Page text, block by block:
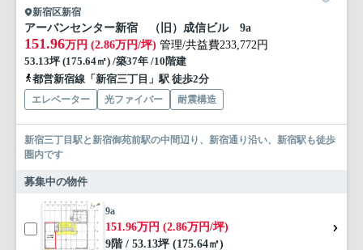
新宿区新宿
アーバンセンター新宿 （旧）成信ビル 9a
151.96万円 (2.86万円/坪) 管理/共益費233,772円
53.13坪 (175.64㎡) /築37年 /10階建
都営新宿線「新宿三丁目」駅 徒歩2分
エレベーター 光ファイバー 耐震構造
新宿三丁目駅と新宿御苑前駅の中間辺り、新宿通り沿い、新宿駅も徒歩
圏内です
募集中の物件
9a
151.96万円 (2.86万円/坪)
9階 / 53.13坪 (175.64㎡)